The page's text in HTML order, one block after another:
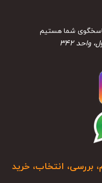
واحد ۳۴۲
بررسی، انتخاب، خرید